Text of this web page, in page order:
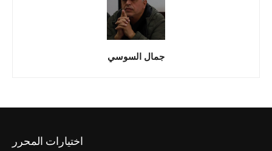
جمال السوسي
اختيارات المحرر